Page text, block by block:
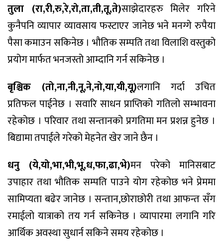
तुला (रा,री,रु,रे,रो,ता,ती,तू,ते)साझेदारहरु मिलेर गरिने
कुनैपनि व्यापार व्यावसाय फस्टाएर जानेछ भने मनग्गे रुपैया
पैसा कमाउन सकिनेछ । भौतिक सम्पति तथा विलाशि वस्तुको
प्रयोग मार्फत भनजस्तो आम्दानि गर्न सकिनेछ ।
बृश्चिक (तो,ना,नी,नू,ने,नो,या,यी,यू)लगानि गर्दा उचित
प्रतिफल पाईनेछ । सवारि साधन प्राप्तिको गतिलो सम्भावना
रहेकोछ । परिवार तथा सन्तानको प्रगतिमा मन प्रशन्न हुनेछ ।
बिद्यामा तपाईले गरेको मेहनेत खेर जाने छैन ।
धनु (ये,यो,भा,भी,भू,ध,फा,ढा,भे)मन परेको मानिसबाट
उपाहार तथा भौतिक सम्पति पाउने योग रहेकोछ भने प्रेममा
सामिप्यता बढेर जानेछ । सन्तान,छोराछोरी तथा आफन्त सँग
रमाईलो यात्राको तय गर्न सकिनेछ । व्यापारमा लगानि गरि
आर्थिक अवस्था सुधार्न सकिने समय रहेकोछ ।